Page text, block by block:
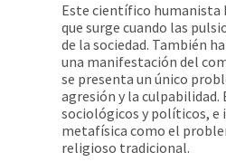
Este científico humanista
que surge cuando las
de la sociedad. También
una manifestación del
se presenta un único
agresión y la
sociológicos y políticos, e
metafísica como el
religioso tradicional.